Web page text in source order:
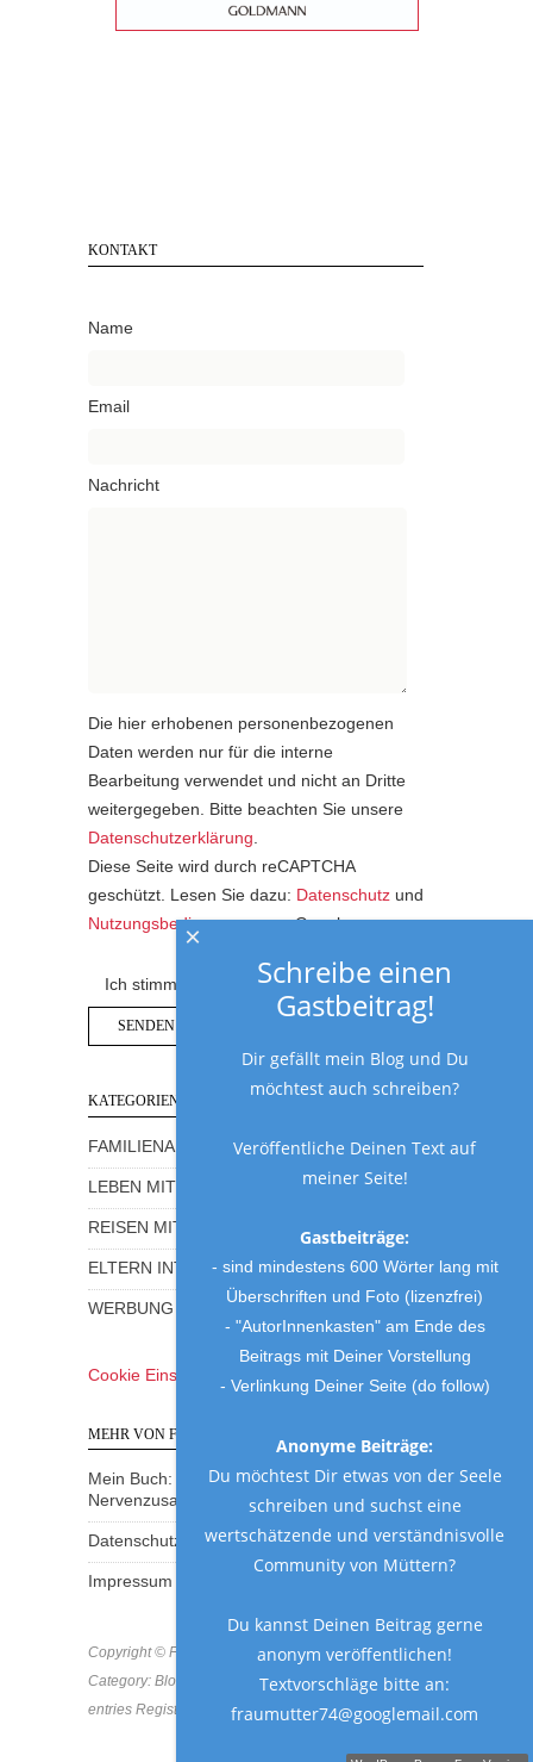
KONTAKT
Name
Email
Nachricht
Die hier erhobenen personenbezogenen
Daten werden nur für die interne
Bearbeitung verwendet und nicht an Dritte
weitergegeben. Bitte beachten Sie unsere
Datenschutzerklärung
Diese Seite wird durch reCAPTCHA
geschützt. Lesen Sie dazu: Datenschutz und
Nutzungsbedingungenvon Google.
Ich stimme der Datenschutzerklärung zu.
KATEGORIEN
FAMILIENALLTAG MIT HUMOR
LEBEN MIT KINDERN
REISEN MIT KINDERN
ELTERN INTERVIEWS
WERBUNG UND GEWINNSPIELE
Cookie Einstellungen
MEHR VON FRAU MUTTER
Mein Buch: Eine Mama am Rande des
Nervenzusammenbruchs
Datenschutzerklärung
Impressum
Copyright © Frau Mutter 2018 * https://frau-mutter.com
Category: Blog * MCN: B8MVF-GD8BA-SKD2A * All
entries Registered & Protected
Schreibe einen Gastbeitrag!
Schreibe einen
Gastbeitrag!
Dir gefällt mein Blog und Du
möchtest auch schreiben?
Veröffentliche Deinen Text auf
meiner Seite!
Gastbeiträge:
- sind mindestens 600 Wörter lang mit
Überschriften und Foto (lizenzfrei)
- "AutorInnenkasten" am Ende des
Beitrags mit Deiner Vorstellung
- Verlinkung Deiner Seite (do follow)
Anonyme Beiträge:
Du möchtest Dir etwas von der Seele
schreiben und suchst eine
wertschätzende und verständnisvolle
Community von Müttern?
Du kannst Deinen Beitrag gerne
anonym veröffentlichen!
Textvorschläge bitte an:
fraumutter74@googlemail.com
×